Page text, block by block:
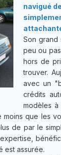
navigué
Son grand
peu ou
hors de
trouver.
avec un
crédits
modèles
moins que les
de par le
est assurée.